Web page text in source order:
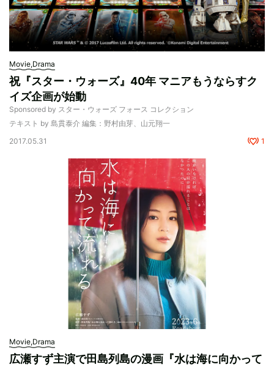
Movie,Drama
祝『スター・ウォーズ』40年 マニアもうならすク
イズ企画が始動
Sponsored by スター・ウォーズ フォース コレクション
テキスト by 島貫泰介 編集：野村由芽、山元翔一
2017.05.31
1
Movie,Drama
広瀬すず主演で田島列島の漫画『水は海に向かって